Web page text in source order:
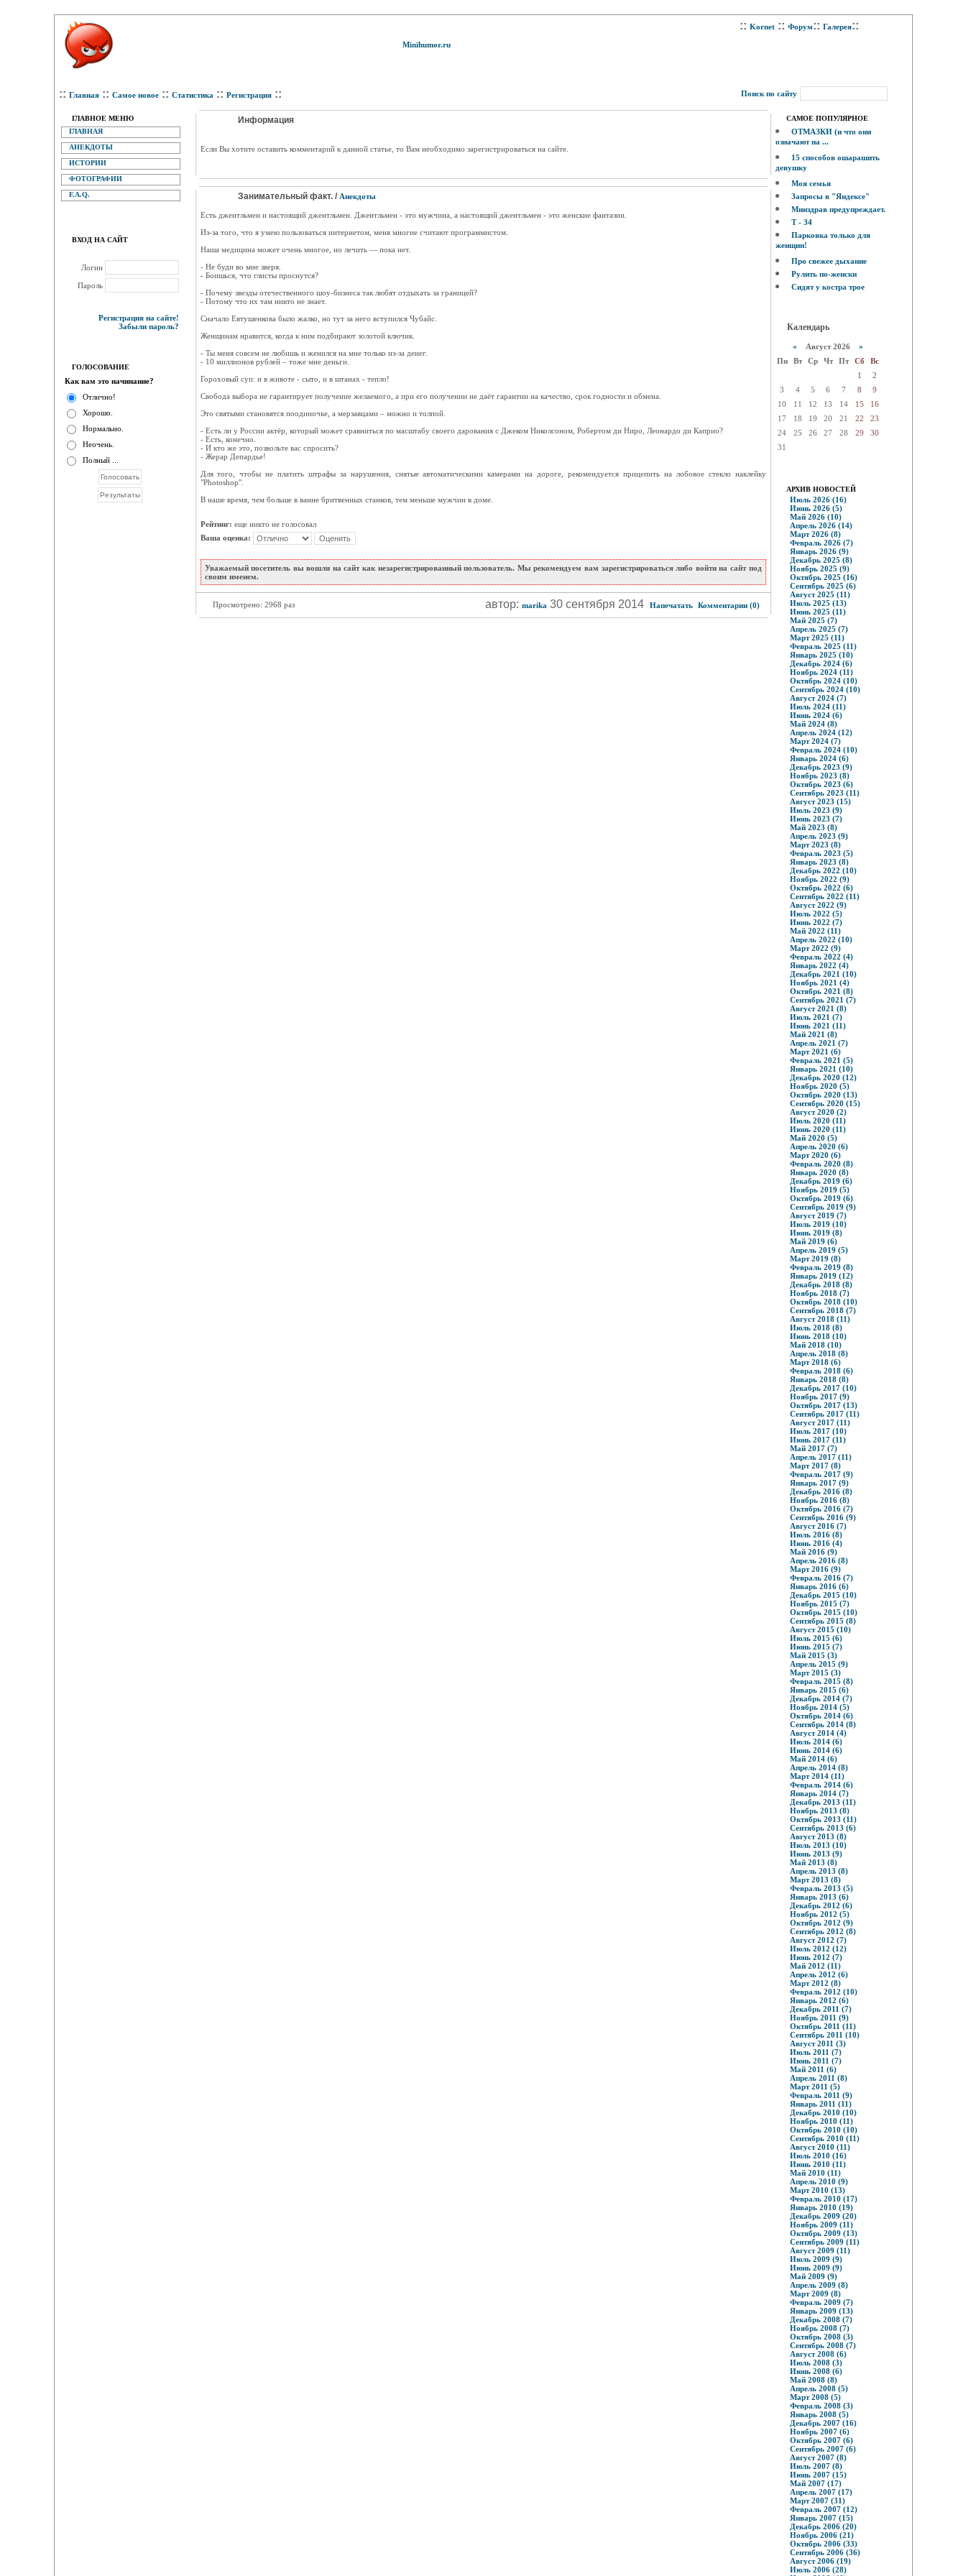
Minihumor.ru
:: Kornet :: Форум:: Галерея::
:: Главная :: Самое новое :: Статистика :: Регистрация :: Поиск по сайту
ГЛАВНОЕ МЕНЮ
ГЛАВНАЯ
АНЕКДОТЫ
ИСТОРИИ
ФОТОГРАФИИ
F.A.Q.
ВХОД НА САЙТ
Логин
Пароль
Регистрация на сайте!
Забыли пароль?
ГОЛОСОВАНИЕ
Как вам это начинание?
Отлично!
Хорошо.
Нормально.
Неочень.
Полный ...
Информация
Eсли Вы хотите оставить комментарий к данной статье, то Вам необходимо зарегистрироваться на сайте.
Занимательный факт. / Анекдоты
Есть джентльмен и настоящий джентльмен. Джентльмен - это мужчина, а настоящий джентльмен - это женские фантазии.
Из-за того, что я умею пользоваться интернетом, меня многие считают программистом.
Наша медицина может очень многое, но лечить — пока нет.
- Не буди во мне зверя.
- Боишься, что глисты проснутся?
- Почему звезды отечественного шоу-бизнеса так любят отдыхать за границей?
- Потому что их там никто не знает.
Сначало Евтушенкова было жалко, но тут за него вступился Чубайс.
Женщинам нравится, когда к ним подбирают золотой ключик.
- Ты меня совсем не любишь и женился на мне только из-за денег.
- 10 миллионов рублей – тоже мне деньги.
Гороховый суп: и в животе - сыто, и в штанах - тепло!
Свобода выбора не гарантирует получение желаемого, а при его получении не даёт гарантии на качество, срок годности и обмена.
Это святыми становятся поодиночке, а мерзавцами – можно и толпой.
- Есть ли у России актёр, который может сравниться по масштабу своего дарования с Джеком Николсоном, Робертом ди Ниро, Леонардо ди Каприо?
- Есть, конечно.
- И кто же это, позвольте вас спросить?
- Жерар Депардье!
Для того, чтобы не платить штрафы за нарушения, снятые автоматическими камерами на дороге, рекомендуется прицепить на лобовое стекло наклейку
"Рhоtоshор".
В наше время, чем больше в ванне бритвенных станков, тем меньше мужчин в доме.
Рейтинг: еще никто не голосовал
Ваша оценка:
Уважаемый посетитель вы вошли на сайт как незарегистрированный пользователь. Мы рекомендуем вам зарегистрироваться либо войти на сайт под
своим именем.
Просмотрено: 2968 раз автор: marika 30 сентября 2014 Напечатать Комментарии (0)
САМОЕ ПОПУЛЯРНОЕ
ОТМАЗКИ (и что они
означают на ...
15 способов ошарашить
девушку
Моя семья
Запросы в "Яндексе"
Минздрав предупреждает.
Т - 34
Парковка только для
женщин!
Про свежее дыхание
Рулить по-женски
Сидят у костра трое
Календарь
« Август 2026 »
Пн
Вт Ср Чт Пт Сб
Вс
1
2
3
4 5 6 7 8
9
10
11 12 13 14 15
16
17
18 19 20 21 22
23
24
25 26 27 28 29
30
31
АРХИВ НОВОСТЕЙ
Июль 2026 (16)
Июнь 2026 (5)
Май 2026 (10)
Апрель 2026 (14)
Март 2026 (8)
Февраль 2026 (7)
Январь 2026 (9)
Декабрь 2025 (8)
Ноябрь 2025 (9)
Октябрь 2025 (16)
Сентябрь 2025 (6)
Август 2025 (11)
Июль 2025 (13)
Июнь 2025 (11)
Май 2025 (7)
Апрель 2025 (7)
Март 2025 (11)
Февраль 2025 (11)
Январь 2025 (10)
Декабрь 2024 (6)
Ноябрь 2024 (11)
Октябрь 2024 (10)
Сентябрь 2024 (10)
Август 2024 (7)
Июль 2024 (11)
Июнь 2024 (6)
Май 2024 (8)
Апрель 2024 (12)
Март 2024 (7)
Февраль 2024 (10)
Январь 2024 (6)
Декабрь 2023 (9)
Ноябрь 2023 (8)
Октябрь 2023 (6)
Сентябрь 2023 (11)
Август 2023 (15)
Июль 2023 (9)
Июнь 2023 (7)
Май 2023 (8)
Апрель 2023 (9)
Март 2023 (8)
Февраль 2023 (5)
Январь 2023 (8)
Декабрь 2022 (10)
Ноябрь 2022 (9)
Октябрь 2022 (6)
Сентябрь 2022 (11)
Август 2022 (9)
Июль 2022 (5)
Июнь 2022 (7)
Май 2022 (11)
Апрель 2022 (10)
Март 2022 (9)
Февраль 2022 (4)
Январь 2022 (4)
Декабрь 2021 (10)
Ноябрь 2021 (4)
Октябрь 2021 (8)
Сентябрь 2021 (7)
Август 2021 (8)
Июль 2021 (7)
Июнь 2021 (11)
Май 2021 (8)
Апрель 2021 (7)
Март 2021 (6)
Февраль 2021 (5)
Январь 2021 (10)
Декабрь 2020 (12)
Ноябрь 2020 (5)
Октябрь 2020 (13)
Сентябрь 2020 (15)
Август 2020 (2)
Июль 2020 (11)
Июнь 2020 (11)
Май 2020 (5)
Апрель 2020 (6)
Март 2020 (6)
Февраль 2020 (8)
Январь 2020 (8)
Декабрь 2019 (6)
Ноябрь 2019 (5)
Октябрь 2019 (6)
Сентябрь 2019 (9)
Август 2019 (7)
Июль 2019 (10)
Июнь 2019 (8)
Май 2019 (6)
Апрель 2019 (5)
Март 2019 (8)
Февраль 2019 (8)
Январь 2019 (12)
Декабрь 2018 (8)
Ноябрь 2018 (7)
Октябрь 2018 (10)
Сентябрь 2018 (7)
Август 2018 (11)
Июль 2018 (8)
Июнь 2018 (10)
Май 2018 (10)
Апрель 2018 (8)
Март 2018 (6)
Февраль 2018 (6)
Январь 2018 (8)
Декабрь 2017 (10)
Ноябрь 2017 (9)
Октябрь 2017 (13)
Сентябрь 2017 (11)
Август 2017 (11)
Июль 2017 (10)
Июнь 2017 (11)
Май 2017 (7)
Апрель 2017 (11)
Март 2017 (8)
Февраль 2017 (9)
Январь 2017 (9)
Декабрь 2016 (8)
Ноябрь 2016 (8)
Октябрь 2016 (7)
Сентябрь 2016 (9)
Август 2016 (7)
Июль 2016 (8)
Июнь 2016 (4)
Май 2016 (9)
Апрель 2016 (8)
Март 2016 (9)
Февраль 2016 (7)
Январь 2016 (6)
Декабрь 2015 (10)
Ноябрь 2015 (7)
Октябрь 2015 (10)
Сентябрь 2015 (8)
Август 2015 (10)
Июль 2015 (6)
Июнь 2015 (7)
Май 2015 (3)
Апрель 2015 (9)
Март 2015 (3)
Февраль 2015 (8)
Январь 2015 (6)
Декабрь 2014 (7)
Ноябрь 2014 (5)
Октябрь 2014 (6)
Сентябрь 2014 (8)
Август 2014 (4)
Июль 2014 (6)
Июнь 2014 (6)
Май 2014 (6)
Апрель 2014 (8)
Март 2014 (11)
Февраль 2014 (6)
Январь 2014 (7)
Декабрь 2013 (11)
Ноябрь 2013 (8)
Октябрь 2013 (11)
Сентябрь 2013 (6)
Август 2013 (8)
Июль 2013 (10)
Июнь 2013 (9)
Май 2013 (8)
Апрель 2013 (8)
Март 2013 (8)
Февраль 2013 (5)
Январь 2013 (6)
Декабрь 2012 (6)
Ноябрь 2012 (5)
Октябрь 2012 (9)
Сентябрь 2012 (8)
Август 2012 (7)
Июль 2012 (12)
Июнь 2012 (7)
Май 2012 (11)
Апрель 2012 (6)
Март 2012 (8)
Февраль 2012 (10)
Январь 2012 (6)
Декабрь 2011 (7)
Ноябрь 2011 (9)
Октябрь 2011 (11)
Сентябрь 2011 (10)
Август 2011 (3)
Июль 2011 (7)
Июнь 2011 (7)
Май 2011 (6)
Апрель 2011 (8)
Март 2011 (5)
Февраль 2011 (9)
Январь 2011 (11)
Декабрь 2010 (10)
Ноябрь 2010 (11)
Октябрь 2010 (10)
Сентябрь 2010 (11)
Август 2010 (11)
Июль 2010 (16)
Июнь 2010 (11)
Май 2010 (11)
Апрель 2010 (9)
Март 2010 (13)
Февраль 2010 (17)
Январь 2010 (19)
Декабрь 2009 (20)
Ноябрь 2009 (11)
Октябрь 2009 (13)
Сентябрь 2009 (11)
Август 2009 (11)
Июль 2009 (9)
Июнь 2009 (9)
Май 2009 (9)
Апрель 2009 (8)
Март 2009 (8)
Февраль 2009 (7)
Январь 2009 (13)
Декабрь 2008 (7)
Ноябрь 2008 (7)
Октябрь 2008 (3)
Сентябрь 2008 (7)
Август 2008 (6)
Июль 2008 (3)
Июнь 2008 (6)
Май 2008 (8)
Апрель 2008 (5)
Март 2008 (5)
Февраль 2008 (3)
Январь 2008 (5)
Декабрь 2007 (16)
Ноябрь 2007 (6)
Октябрь 2007 (6)
Сентябрь 2007 (6)
Август 2007 (8)
Июль 2007 (8)
Июнь 2007 (15)
Май 2007 (17)
Апрель 2007 (17)
Март 2007 (31)
Февраль 2007 (12)
Январь 2007 (15)
Декабрь 2006 (20)
Ноябрь 2006 (21)
Октябрь 2006 (33)
Сентябрь 2006 (36)
Август 2006 (19)
Июль 2006 (28)